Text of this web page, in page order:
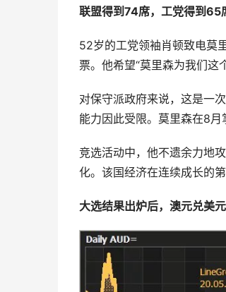
联盟得到74席，工党得到65
52岁的工党领袖肖顿致电莫
票。他希望“莫里森为我们这
对保守派政府来说，这是一
能力因此受限。莫里森在8月
竞选活动中，他不遗余力地
化。该国经济在连续成长的
大选结果出炉后，澳元兑美